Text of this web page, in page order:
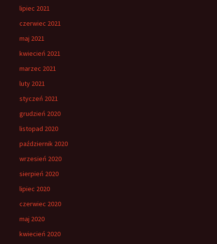
lipiec 2021
czerwiec 2021
maj 2021
kwiecień 2021
marzec 2021
luty 2021
styczeń 2021
grudzień 2020
listopad 2020
październik 2020
wrzesień 2020
sierpień 2020
lipiec 2020
czerwiec 2020
maj 2020
kwiecień 2020